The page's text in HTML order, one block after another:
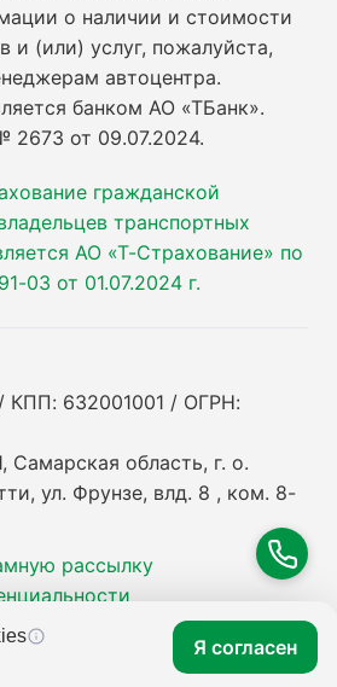
о наличии и стоимости
и (или) услуг, пожалуйста,
автоцентра.
банком АО «ТБанк».
от 09.07.2024.
гражданской
транспортных
АО «Т-Страхование» по
03 от 01.07.2024 г.
КПП: 632001001 / ОГРН:
Самарская область, г. о.
ул. Фрунзе, влд. 8 , ком. 8-
рассылку
Я согласен